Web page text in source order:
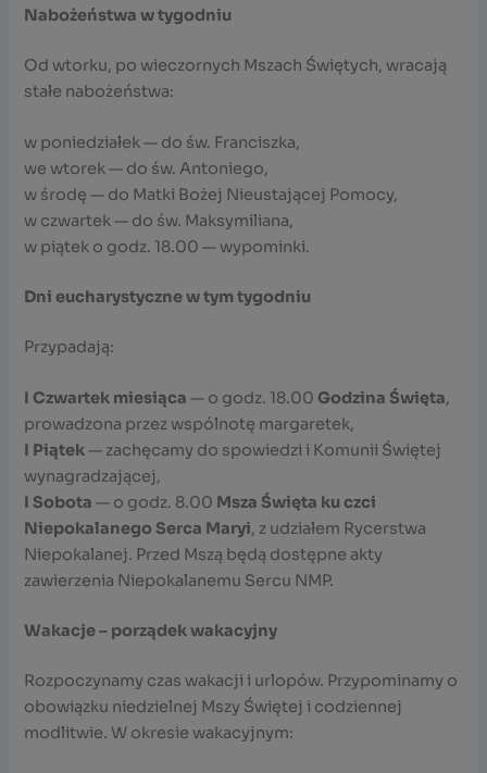
Nabożeństwa w tygodniu
Od wtorku, po wieczornych Mszach Świętych, wracają
stałe nabożeństwa:
w poniedziałek — do św. Franciszka,
we wtorek — do św. Antoniego,
w środę — do Matki Bożej Nieustającej Pomocy,
w czwartek — do św. Maksymiliana,
w piątek o godz. 18.00 — wypominki.
Dni eucharystyczne w tym tygodniu
Przypadają:
I Czwartek miesiąca — o godz. 18.00 Godzina Święta,
prowadzona przez wspólnotę margaretek,
I Piątek— zachęcamy do spowiedzi i Komunii Świętej
wynagradzającej,
I Sobota — o godz. 8.00 Msza Święta ku czci
Niepokalanego Serca Maryi, z udziałem Rycerstwa
Niepokalanej. Przed Mszą będą dostępne akty
zawierzenia Niepokalanemu Sercu NMP.
Wakacje – porządek wakacyjny
Rozpoczynamy czas wakacji i urlopów. Przypominamy o
obowiązku niedzielnej Mszy Świętej i codziennej
modlitwie. W okresie wakacyjnym: